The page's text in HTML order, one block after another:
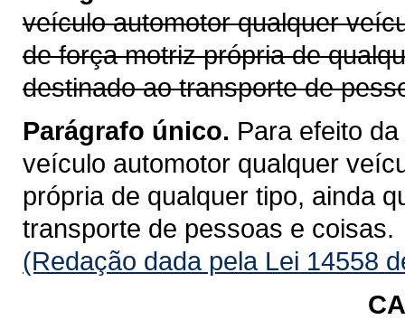
veículo automotor qualquer
de força motriz própria de
destinado ao transporte de
Parágrafo único. Para efeito
veículo automotor qualquer
própria de qualquer tipo, ainda
transporte de pessoas e coisas.
(Redação dada pela Lei 14558